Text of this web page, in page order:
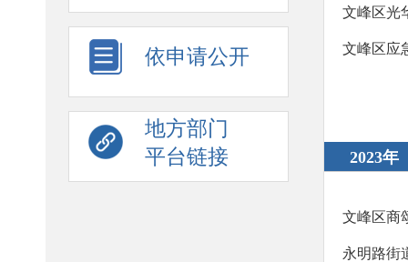
依申请公开
地方部门
平台链接
文峰区光
文峰区应
2023年
文峰区商
永明路街